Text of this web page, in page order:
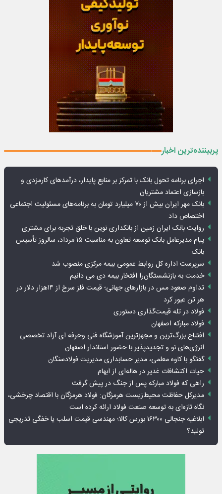
پربیننده‌ترین اخبار
اجرای برنامه تحول بانک با تمرکز بر منابع پایدار، درآمدهای کارمزدی و
بازسازی اعتماد مشتریان
بانک مهر ایران بیش از ۷۰ میلیارد تومان به برنامه‌های مسئولیت اجتماعی
اختصاص داد
روایت بانک ایران زمین از بانکداری نوین با خلق تجربه برای مشتری
پیام مدیرعامل بانک توسعه تعاون به مناسبت ۱۵ مرداد، سالروز تأسیس
بانک
سرپرست اداره کل روابط عمومی بیمه مرکزی منصوب شد
خدمت به بازنشستگان‌را افتخار بیمه دی می دانیم
تداوم صعود مس در بازارهای جهانی؛ قیمت فلز سرخ از ۱۴هزار دلار در
هر تن عبور کرد
فولاد در تله قیمت‌گذاری دستوری
فولاد مبارکه اصفهان
افتتاح بزرگ‌ترین و مجهزترین آموزشگاه فنی وحرفه ای آزاد تخصصی
انرژی‌های نو و تجدیدپذیر با حضور استاندار اصفهان
گفتگو با کاوه معلمی، مدیر حسابداری مدیریت فولادسنگان
حیات اکتشافات غدیر در هاله‌ای از ابهام
راهی که فولاد مبارکه پس از جنگ در پیش گرفت
مدیرکل حفاظت محیط‌زیست هرمزگان: فولاد هرمزگان با اقتصاد چرخشی،
نگاه تازه‌ای به توسعه صنعت فولاد ارائه کرده است
ابلاغیه جنجالی ۱۶۳۰۰ بورس کالا؛ مهندسی قیمت اسلب یا خفگی تدریجی
تولید؟